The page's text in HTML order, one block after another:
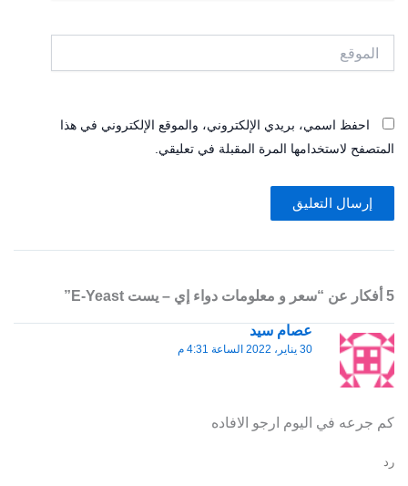
احفظ اسمي، بريدي الإلكتروني، والموقع الإلكتروني في هذا
المتصفح لاستخدامها المرة المقبلة في تعليقي.
5 أفكار عن “سعر و معلومات دواء إي – يست E-Yeast”
عصام سيد
30 يناير، 2022 الساعة 4:31 م
كم جرعه في اليوم ارجو الافاده
رد